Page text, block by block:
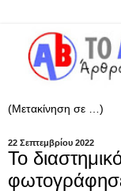
22 Σεπτεμβρίου 2022
Το